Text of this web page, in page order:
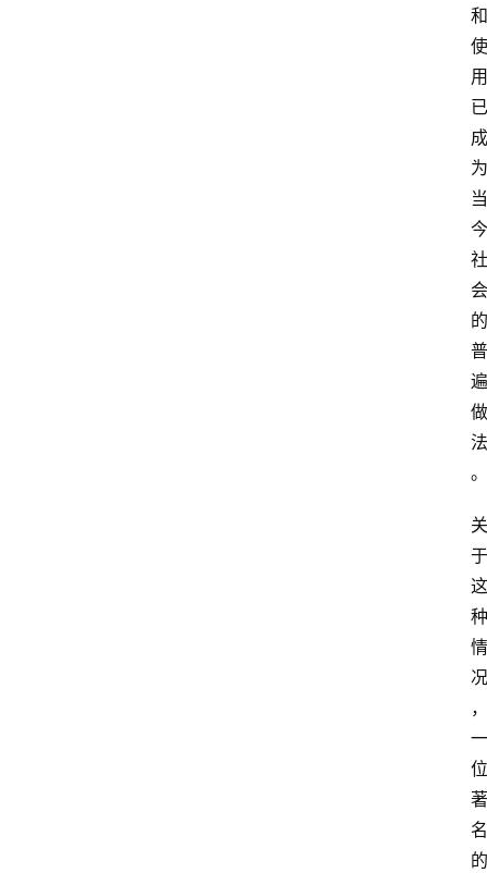
和
使
用
已
成
为
当
今
社
会
的
普
遍
做
法
。
关
于
这
种
情
况
，
一
位
著
名
的